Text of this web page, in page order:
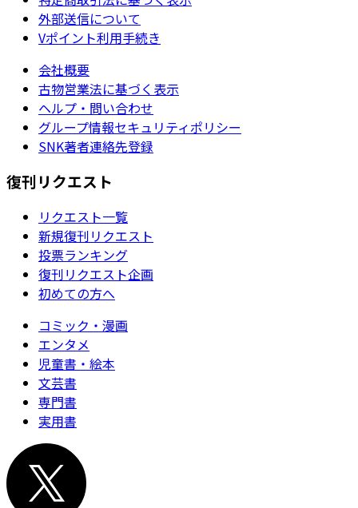
外部送信について
Vポイント利用手続き
会社概要
古物営業法に基づく表示
ヘルプ・問い合わせ
グループ情報セキュリティポリシー
SNK著者連絡先登録
復刊リクエスト
リクエスト一覧
新規復刊リクエスト
投票ランキング
復刊リクエスト企画
初めての方へ
コミック・漫画
エンタメ
児童書・絵本
文芸書
専門書
実用書